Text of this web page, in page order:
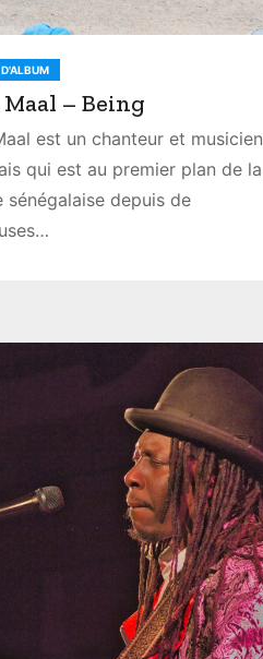
Maal – Being
est un chanteur et musicien
qui est au premier plan de la
sénégalaise depuis de